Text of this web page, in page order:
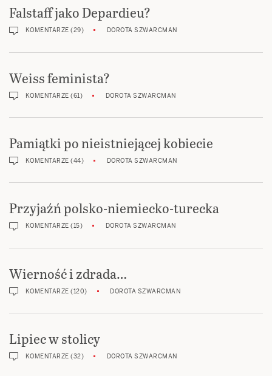
Falstaff jako Depardieu?
KOMENTARZE (29) DOROTA SZWARCMAN
Weiss feminista?
KOMENTARZE (61) DOROTA SZWARCMAN
Pamiątki po nieistniejącej kobiecie
KOMENTARZE (44) DOROTA SZWARCMAN
Przyjaźń polsko-niemiecko-turecka
KOMENTARZE (15) DOROTA SZWARCMAN
Wierność i zdrada…
KOMENTARZE (120) DOROTA SZWARCMAN
Lipiec w stolicy
KOMENTARZE (32) DOROTA SZWARCMAN